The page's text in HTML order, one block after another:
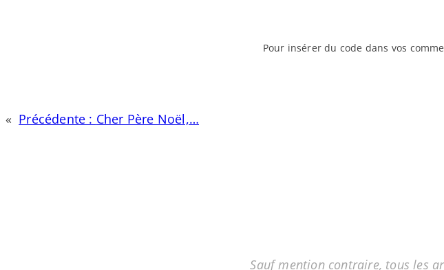
Pour insérer du code dans vos
« Précédente : Cher Père Noël,…
Sauf mention contraire, tous les